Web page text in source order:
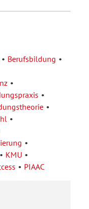
Berufsbildung
KMU
PIAAC